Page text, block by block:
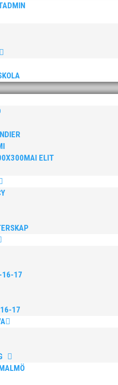
MAI ELIT
16-17
17
november arrangerar vi återigen
och info, klicka här!
fylldes Atleticum med
i friidrottsgrenarna: 60m,
Julia Henriksson har valt
Jag får bättre
till Pepparkaksspelen i